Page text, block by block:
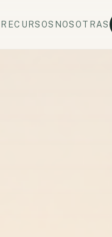
RECURSOS NOSOTRAS